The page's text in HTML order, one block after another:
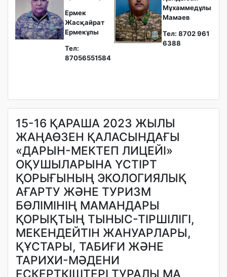
Ермек
Жасқайрат
Ермекұлы
Тел:
87056551584
Мұхаммедұлы
Мамаев
Тел: 8702 961
6388
15-16 ҚАРАША 2023 ЖЫЛЫ
ЖАҢАӨЗЕН ҚАЛАСЫНДАҒЫ
«ДАРЫН-МЕКТЕП ЛИЦЕЙІ»
ОҚУШЫЛАРЫНА ҮСТІРТ
ҚОРЫҒЫНЫҢ ЭКОЛОГИЯЛЫҚ
АҒАРТУ ЖӘНЕ ТУРИЗМ
БӨЛІМІНІҢ МАМАНДАРЫ
ҚОРЫҚТЫҢ ТЫНЫС-ТІРШІЛІГІ,
МЕКЕНДЕЙТІН ЖАНУАРЛАРЫ,
ҚҰСТАРЫ, ТАБИҒИ ЖӘНЕ
ТАРИХИ-МӘДЕНИ
ЕСКЕРТКІШТЕРІ ТУРАЛЫ МА